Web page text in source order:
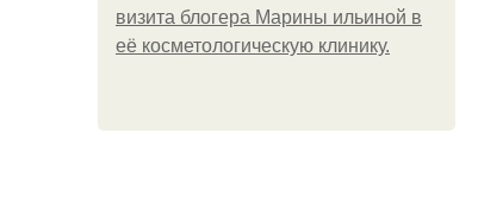
визита блогера Марины ильиной в
её косметологическую клинику.